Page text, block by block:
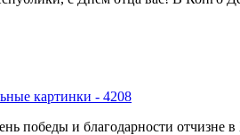
картинки - 4208
победы и благодарности